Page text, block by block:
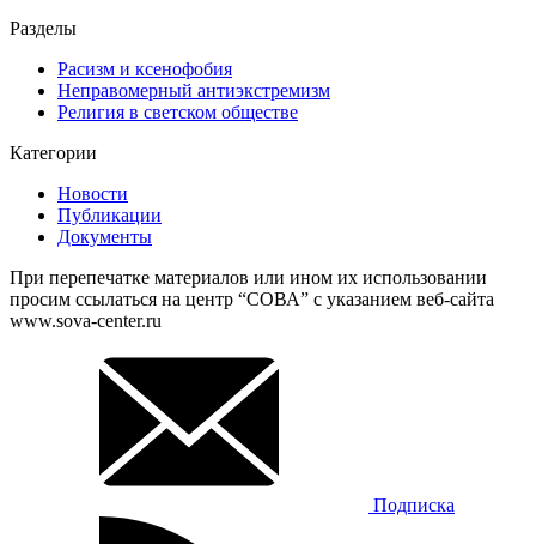
Разделы
Расизм и ксенофобия
Неправомерный антиэкстремизм
Религия в светском обществе
Категории
Новости
Публикации
Документы
При перепечатке материалов или ином их использовании
просим ссылаться на центр “СОВА” с указанием веб-сайта
www.sova-center.ru
Подписка